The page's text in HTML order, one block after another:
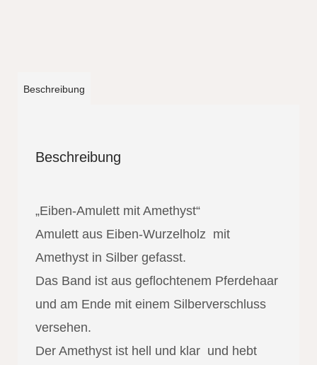
Beschreibung
Beschreibung
„Eiben-Amulett mit Amethyst“
Amulett aus Eiben-Wurzelholz mit
Amethyst in Silber gefasst.
Das Band ist aus geflochtenem Pferdehaar
und am Ende mit einem Silberverschluss
versehen.
Der Amethyst ist hell und klar und hebt